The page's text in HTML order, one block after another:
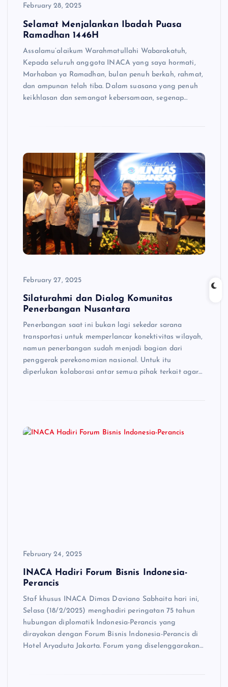
February 28, 2025
Selamat Menjalankan Ibadah Puasa
Ramadhan 1446H
Assalamu’alaikum Warahmatullahi Wabarakatuh,
Kepada seluruh anggota INACA yang saya hormati,
Marhaban ya Ramadhan, bulan penuh berkah, rahmat,
dan ampunan telah tiba. Dalam suasana yang penuh
keikhlasan dan semangat kebersamaan, segenap…
February 27, 2025
Silaturahmi dan Dialog Komunitas
Penerbangan Nusantara
Penerbangan saat ini bukan lagi sekedar sarana
transportasi untuk memperlancar konektivitas wilayah,
namun penerbangan sudah menjadi bagian dari
penggerak perekonomian nasional. Untuk itu
diperlukan kolaborasi antar semua pihak terkait agar…
February 24, 2025
INACA Hadiri Forum Bisnis Indonesia-
Perancis
Staf khusus INACA Dimas Daviano Sabhaita hari ini,
Selasa (18/2/2025) menghadiri peringatan 75 tahun
hubungan diplomatik Indonesia-Perancis yang
dirayakan dengan Forum Bisnis Indonesia-Perancis di
Hotel Aryaduta Jakarta. Forum yang diselenggarakan…